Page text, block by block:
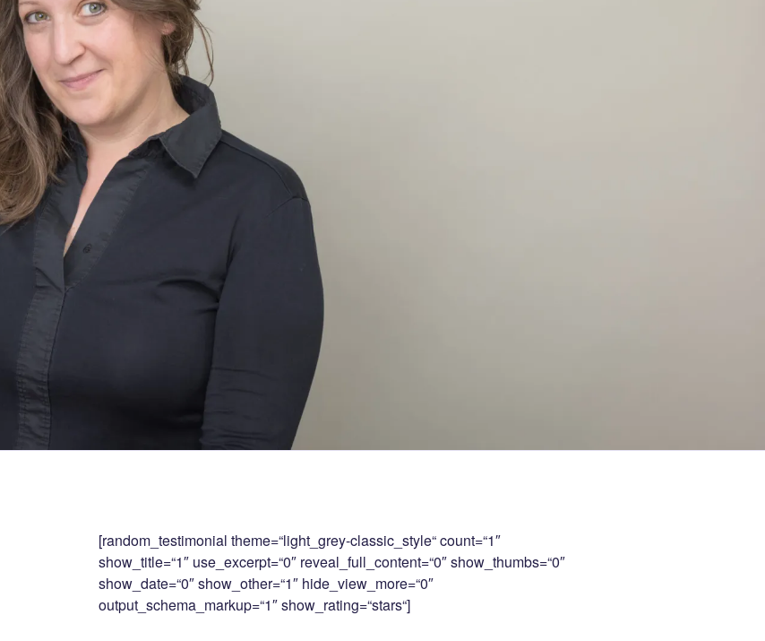
[random_testimonial theme=“light_grey-classic_style“ count=“1″
show_title=“1″ use_excerpt=“0″ reveal_full_content=“0″ show_thumbs=“0″
show_date=“0″ show_other=“1″ hide_view_more=“0″
output_schema_markup=“1″ show_rating=“stars“]